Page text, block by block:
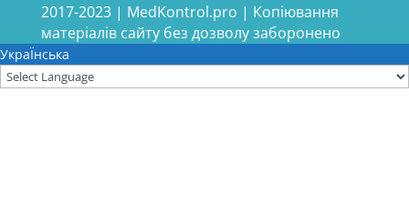
2017-2023 | MedKontrol.pro | Копіювання
матеріалів сайту без дозволу заборонено
УкраЇнська